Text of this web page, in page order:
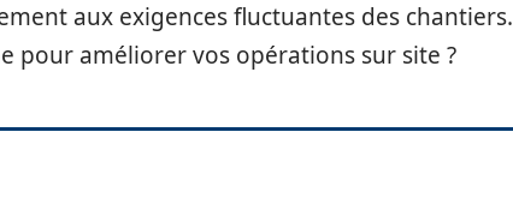
aux exigences fluctuantes des chantiers.
pour améliorer vos opérations sur site ?